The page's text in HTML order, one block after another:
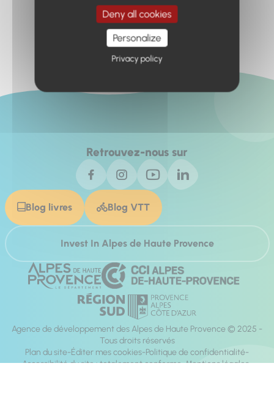
Retour à l'accueil
Retrouvez-nous sur
Blog livres Blog VTT
Invest In Alpes de Haute Provence
Agence de développement des Alpes de Haute Provence © 2025 -
Tous droits réservés
Plan du site Éditer mes cookies Politique de confidentialité
Accessibilité du site : totalement conforme Mentions légales
Deny all cookies
Personalize
Privacy policy